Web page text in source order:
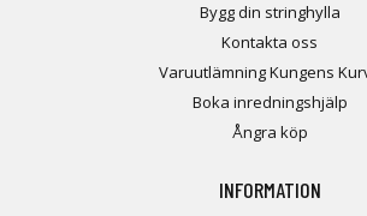
Bygg din stringhylla
Kontakta oss
Varuutlämning Kungens
Boka inredningshjälp
Ångra köp
INFORMATION